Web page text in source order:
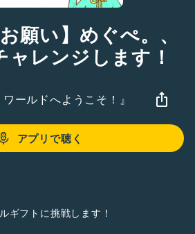
願い】めぐぺ。、
ャレンジします！
ールドへようこそ！』
アプリで聴く
ギフトに挑戦します！
！！！